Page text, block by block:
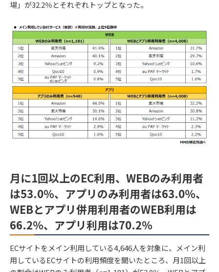
場」が32.2％とそれぞれトップとなった。
月に1回以上のEC利用、WEBのみ利用者
は53.0％、アプリのみ利用者は63.0％、
WEBとアプリ併用利用者のWEB利用は
66.2％、アプリ利用は70.2％
ECサイトをメイン利用している4,646人を対象に、メイン利
用しているECサイトの利用頻度を聞いたところ、月1回以上